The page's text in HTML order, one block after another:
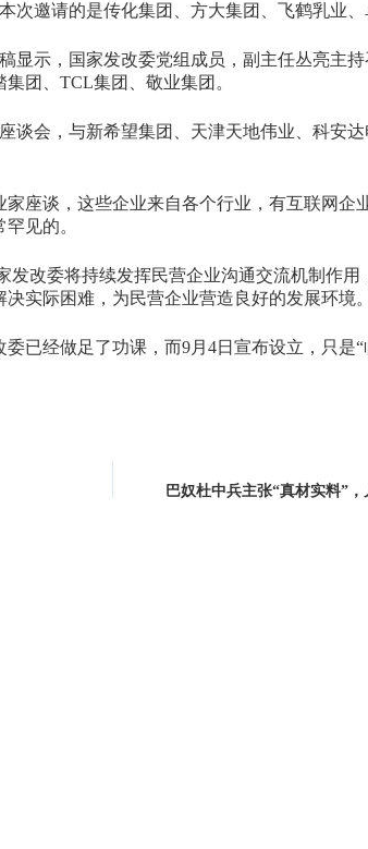
次邀请的是传化集团、方大集团、飞鹤乳业、
显示，国家发改委党组成员，副主任丛亮主
团、TCL集团、敬业集团。
谈会，与新希望集团、天津天地伟业、科安
座谈，这些企业来自各个行业，有互联网企
见的。
改委将持续发挥民营企业沟通交流机制作
实际困难，为民营企业营造良好的发展环境。
已经做足了功课，而9月4日宣布设立，只是“
巴奴杜中兵主张“真材实料”